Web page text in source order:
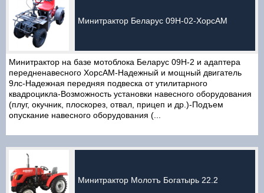
Минитрактор Беларус 09H-02-ХорсАМ
Минитрактор на базе мотоблока Беларус 09H-2 и адаптера
передненавесного ХорсАМ-Надежный и мощный двигатель
9лс-Надежная передняя подвеска от утилитарного
квадроцикла-Возможность установки навесного оборудования
(плуг, окучник, плоскорез, отвал, прицеп и др.)-Подъем
опускание навесного оборудования (...
Минитрактор Молотъ Богатырь 22.2